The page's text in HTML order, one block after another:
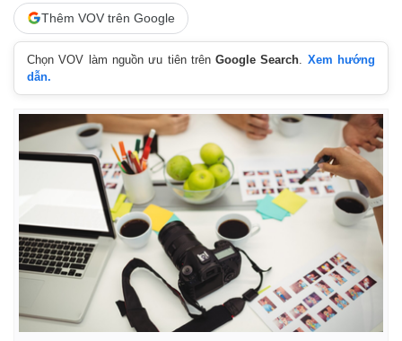
Thế giới
Multimedia
Thêm VOV trên Google
Chọn VOV làm nguồn ưu tiên trênGoogle Search
Xem hướng
dẫn.